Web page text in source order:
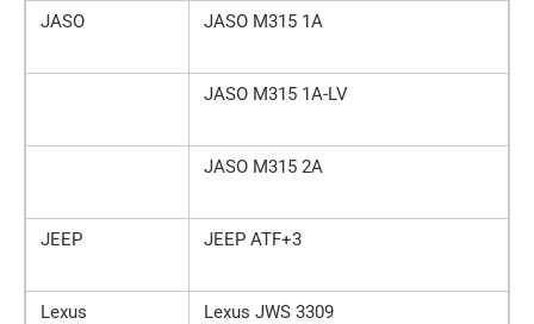
JASO JASO M315 1A
JASO M315 1A-LV
JASO M315 2A
JEEP JEEP ATF+3
Lexus Lexus JWS 3309